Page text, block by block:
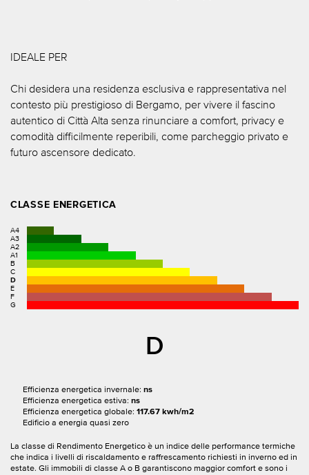
IDEALE PER
Chi desidera una residenza esclusiva e rappresentativa nel
contesto più prestigioso di Bergamo, per vivere il fascino
autentico di Città Alta senza rinunciare a comfort, privacy e
comodità difficilmente reperibili, come parcheggio privato e
futuro ascensore dedicato.
CLASSE ENERGETICA
A4
A3
A2
A1
B
C
D
E
F
G
D
Efficienza energetica invernale: ns
Efficienza energetica estiva: ns
Efficienza energetica globale: 117.67 kwh/m2
Edificio a energia quasi zero
La classe di Rendimento Energetico è un indice delle performance termiche
che indica i livelli di riscaldamento e raffrescamento richiesti in inverno ed in
estate. Gli immobili di classe A o B garantiscono maggior comfort e sono i